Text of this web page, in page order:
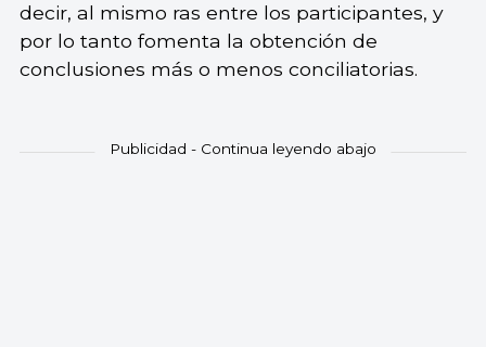
decir, al mismo ras entre los participantes, y
por lo tanto fomenta la obtención de
conclusiones más o menos conciliatorias.